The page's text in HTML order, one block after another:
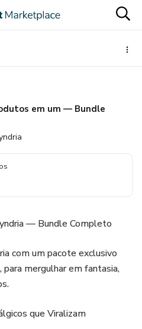
em um — Bundle
— Bundle Completo
com um pacote exclusivo
mergulhar em fantasia,
que Viralizam